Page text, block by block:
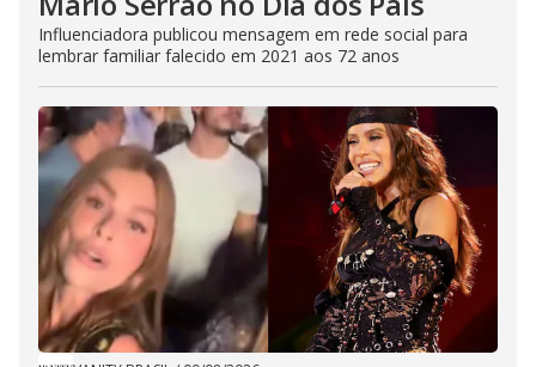
Influenciadora publicou mensagem em rede social para
lembrar familiar falecido em 2021 aos 72 anos